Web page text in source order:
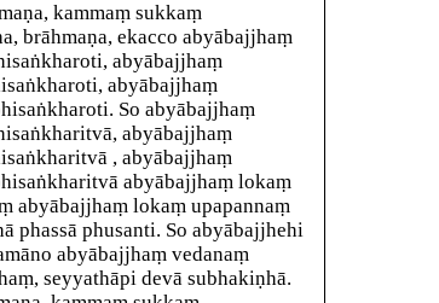
kammaṃ sukkaṃ
brāhmaṇa, ekacco abyābajjhaṃ
abyābajjhaṃ
abyābajjhaṃ
So abyābajjhaṃ
abyābajjhaṃ
, abyābajjhaṃ
abyābajjhaṃ lokaṃ
abyābajjhaṃ lokaṃ upapannaṃ
phassā phusanti. So abyābajjhehi
abyābajjhaṃ vedanaṃ
seyyathāpi devā subhakiṇhā.